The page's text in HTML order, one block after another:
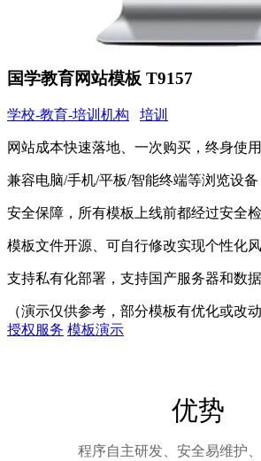
国学教育网站模板 T9157
学校-教育-培训机构 培训
网站成本快速落地、一次购买，终身使用
兼容电脑/手机/平板/智能终端等浏览设备
安全保障，所有模板上线前都经过安全
模板文件开源、可自行修改实现个性化
支持私有化部署，支持国产服务器和数
（演示仅供参考，部分模板有优化或改动
授权服务 模板演示
优势
程序自主研发、安全易维护